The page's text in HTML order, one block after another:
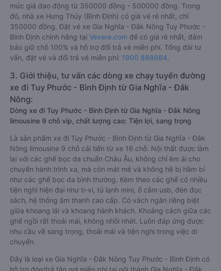
mức giá dao động từ 350000 đồng - 500000 đồng. Trong
đó, nhà xe Hưng Thủy (Bình Định) có giá vé rẻ nhất, chỉ
350000 đồng. Đặt vé xe Gia Nghĩa - Đắk Nông Tuy Phước -
Bình Định chính hãng tại Vexere.com để có giá rẻ nhất, đảm
bảo giữ chỗ 100% và hỗ trợ đổi trả vé miễn phí. Tổng đài tư
vấn, đặt vé và đổi trả vé miễn phí: 1900 888684.
3. Giới thiệu, tư vấn các dòng xe chạy tuyến đường
xe đi Tuy Phước - Bình Định từ Gia Nghĩa - Đắk
Nông:
Dòng xe đi Tuy Phước - Bình Định từ Gia Nghĩa - Đắk Nông
limousine 9 chỗ vip, chất lượng cao: Tiện lợi, sang trọng
Là sản phẩm xe đi Tuy Phước - Bình Định từ Gia Nghĩa - Đắk
Nông limousine 9 chỗ cải tiến từ xe 16 chỗ. Nội thất được làm
lại với các ghế bọc da chuẩn Châu Âu, không chỉ êm ái cho
chuyến hành trình xa, mà còn mát mẻ và không hề bị hầm bí
như các ghế bọc da bình thường. Kèm theo các ghế có nhiều
tiện nghi hiện đại như ti-vi, tủ lạnh mini, ổ cắm usb, đèn đọc
sách, hệ thống âm thanh cao cấp. Có vách ngăn riêng biệt
giữa khoang lái và khoang hành khách. Khoảng cách giữa các
ghế ngồi rất thoải mái, không nhồi nhét. Luôn đáp ứng được
nhu cầu về sang trọng, thoải mái và tiện nghi trong việc di
chuyển.
Đây là loại xe Gia Nghĩa - Đắk Nông Tuy Phước - Bình Định có
hỗ trợ đón/trả tận nơi miễn phí tại nội thành Gia Nghĩa - Đắk